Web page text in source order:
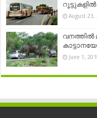
August 23,
വനത്തിൽ
June 1,